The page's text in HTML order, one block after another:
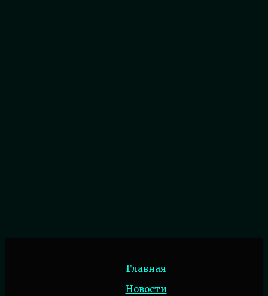
Главная
Новости